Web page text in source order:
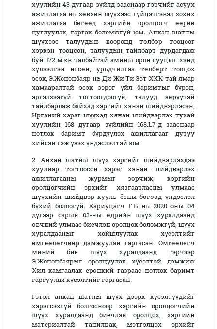
хуулийн 43 дугаар зүйлд зааснаар гэрчийг асуух
ажиллагаа нь зөвхөн шүүхээс гүйцэтгэвэл зохих
ажиллагаа бөгөөд хэргийн оролцогч өөрөө
цуглуулах, гаргах боломжгүй юм. Анхан шатны
шүүхээс талуудын хооронд төлбөр тооцоог
хэрхэн тооцсон, талуудын тайлбарт дурдагдаж
буй 172 м.кв талбайтай амины орон сууцыг хэнд
хүлээлгэн өгсөн, урьдчилгаа төлбөрт тооцох
эсэх, Э.Жононбаяр нь Ди Жи Ти Зэт ХХК-тай ямар
хамааралтай эсэх зэрэг үйл баримтыг бүрэн,
эргэлзээгүй тогтоогдоогүй, талууд зөрүүтэй
тайлбарлаж байхад хэргийг хянан шийдвэрлэсэн,
Иргэний хэрэг шүүхэд хянан шийдвэрлэх тухай
хуулийн 168 дугаар зүйлийн 168.1.7-д зааснаар
нотлох баримт бүрдүүлэх ажиллагааг дутуу
хийсэн гэж үзэх үндэслэлтэй юм.
2. Анхан шатны шүүх хэргийг шийдвэрлэхдээ
хуулиар тогтоосон хэрэг хянан шийдвэрлэх
ажиллагааны журмыг зөрчиж, хэргийн
оролцогчийн эрхийг хязгаарласны улмаас
шүүхийн шийдвэр хууль ёсны бөгөөд үндэслэл
бүхий болоогүй. Хариуцагч Г.Б нь 2020 оны 04
дүгээр сарын 03-ны өдрийн шүүх хуралдаанд
өвчний улмаас биечлэн оролцох боломжгүй, шүүх
хуралдааныг хойшлуулах хүсэлтийг
өмгөөлөгчөөр дамжуулан гаргасан. Өмгөөлөгч
миний бие шүүх хуралдаанд гэрчээр
Э.Жононбаярыг оролцуулах хүсэлтэй дэмжиж
Хил хамгаалах ерөнхий газраас нотлох баримт
гаргуулах хүсэлтийг гаргасан.
Гэтэл анхан шатны шүүх дээрх хүсэлтүүдийг
хэрэгсэхгүй болгосноор хэргийн оролцогчийн
шүүх хуралдаанд биечлэн оролцох, хэргийн
материалтай танилцах, мэтгэлцэх эрхийг